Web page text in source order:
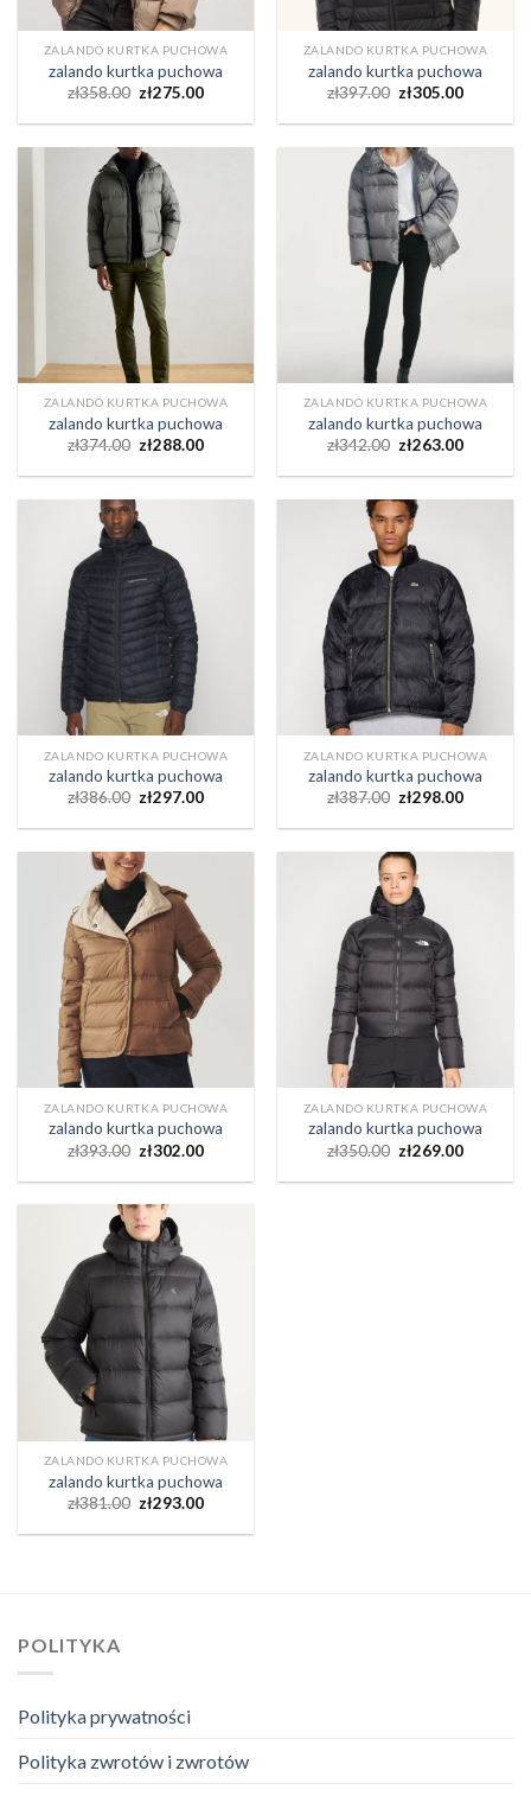
ZALANDO KURTKA PUCHOWA
zalando kurtka puchowa
zł358.00 zł275.00
ZALANDO KURTKA PUCHOWA
zalando kurtka puchowa
zł397.00 zł305.00
ZALANDO KURTKA PUCHOWA
zalando kurtka puchowa
zł374.00 zł288.00
ZALANDO KURTKA PUCHOWA
zalando kurtka puchowa
zł342.00 zł263.00
ZALANDO KURTKA PUCHOWA
zalando kurtka puchowa
zł386.00 zł297.00
ZALANDO KURTKA PUCHOWA
zalando kurtka puchowa
zł387.00 zł298.00
ZALANDO KURTKA PUCHOWA
zalando kurtka puchowa
zł393.00 zł302.00
ZALANDO KURTKA PUCHOWA
zalando kurtka puchowa
zł350.00 zł269.00
ZALANDO KURTKA PUCHOWA
zalando kurtka puchowa
zł381.00 zł293.00
POLITYKA
Polityka prywatności
Polityka zwrotów i zwrotów